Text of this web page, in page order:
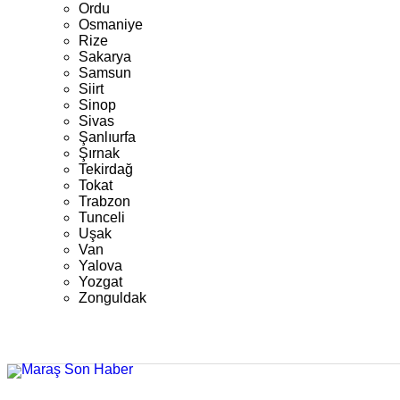
Ordu
Osmaniye
Rize
Sakarya
Samsun
Siirt
Sinop
Sivas
Şanlıurfa
Şırnak
Tekirdağ
Tokat
Trabzon
Tunceli
Uşak
Van
Yalova
Yozgat
Zonguldak